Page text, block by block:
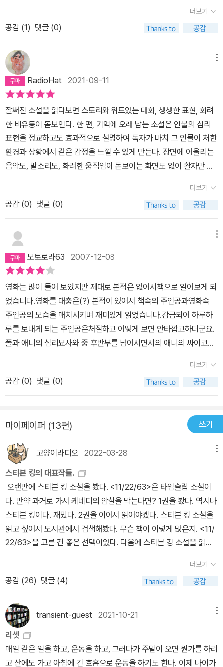
위를 맞춰가며 소설을 써나간다. 문제는 단순히 비위만 맞추면 되는
게 아니고, 그녀의 '코드에 맞게' 맞춰야 한다는 것이다. 죽은 미저리
다. 충성스러운 독자는 방금 무자비한 편집자로 돌변했다. 애니가 편
집자 행세를 하며, 어쩌면 공동 저자 행세까지 하려고 하며 소설에서
는 무엇을 어떻게 써야 하는지 한바탕 설교를 해 댈 줄로만 알았다. 하
지만 그러지 않았다.애니는 폴을 자기 맘대로 통제할 수 있는 우월적
위치에 서 있었지만, 이야기를 만드는 창의적인 과정은 자기의 통제
권 밖에 있는 사항이라고 보았다.애니는 진정 충성스러운 독자였지
만, 충성스러운 독자가 곧 충성스러운 얼간이라는 뜻은 아니었다. 편
집자이자 독자인 애니. 그녀에게서 살아남기 위해서는 세헤라자데가
되어야 한다.'네가 계속 알면서도 모르는 척 외면하는 분명한 사실이
세를 한다는 사실 말이야'자신이 음란한 여인이 되어 열정적인 섹스
의 환상을 연출하면서 성기를 문지르며 자위를 하듯, 폴은 스스로에
게 이야기를 들려주는 세헤라자데가 되었다... 성기 대신 타자기를 잡
는다는 점은다르지만, 두 행위 모두 민첩한 상상력, 재빠른 손놀림, 억
눌렸던 욕망을 무리하게 분출하고픈 진심 어린 열정에 의존한다. 하
지만 폴은 세헤라자데 자신도 이야기를 하면서 스스로의 욕망을 만족
시켰다는 것을 깨닫는다.소설가와 독자에 관한 흥미진진한 스티븐 킹
의 고찰은 '토대와 상부구조' 이론을 떠올리게 한다. 그런데 여기서 한
가지 스티븐 킹이 간과하는 점이 있다. 독자에게는 선택의 폭이 매우
넓다는 것이다. 작가는 폴 셀던만 있는 것이 아니다. 폴이 미저리 시리
즈를 끝내고 다른 영역으로 자신의 문학적 지평을 넓혀간다면, 대부
분의 독자들은 폴에게 분노하는 것이 아니라 또 다른 대중작가를 찾
ca> 음반을 발매했을 때 팬들은 고개를 갸우뚱 했다. 견고하고도 날
카로운 디스토션 리프들을 차분히 쌓아올려 감정을 응축시키고 마침
내 엄청난 힘으로 폭발시켜 카타르시스에 이르게하는 느낌의 Thras
멜로디였던 것이다. 그러다 <Load>와 <Reload>가 발표됐을 때 메
탈리카 팬들은 혼란스러움에 어쩔 줄 몰라했다. 가래끼가 걷혀버린
보컬음, 멜로딕한 리프들... 그렇다. 팬들은 메탈리카의 Thrash Met
al을 좋아했던 것이지 메탈리카의 음악 지평이 어디까지 넓어지는지
관심있게 바라보는 후원자들이 아니었던 것이다. Pearl Jam 과 Rad
iohead 역시 그렇게 팬들로 부터 멀어졌다. 그들은 자신의 음악적 지
평을 넓히는 실험여행을 떠났고, 평론가로부터 Progressive하다는
수식과 찬사를 받았지만 팬들은 잃었다. https://blog.naver.com/
rainsky94/221755510627
더보기
공감 (1) 댓글 (0)
RadioHat 2021-09-11
잘써진 소설을 읽다보면 스토리와 위트있는 대화, 생생한 표현, 화려
한 비유등이 돋보인다. 한 편, 기억에 오래 남는 소설은 인물의 심리
표현을 정교하고도 효과적으로 설명하여 독자가 마치 그 인물이 처한
환경과 상황에서 같은 감정을 느낄 수 있게 만든다. 장면에 어울리는
음악도, 말소리도, 화려한 움직임이 돋보이는 화면도 없이 활자만 가
상상력을 자극하고, 사람이 상상력은 심리와 육체를 자극하여 간접적
으로 경험하게 만들기 때문이 아닐까 싶다. 마치, 금요일 저녁에 월요
일 아침을 떠올렸을 때 불쾌해지고 가슴 한 쪽이 무거워지는 것을 느
낄 수 있는 것 처럼. 그래서 글이 전하는 무게감이 시청각 자료보다 더
아주 순한 맛이라 할 수 있겠다. 그녀의 흉폭하고 광기어린 보호아래
놓인 작가 폴 쉘던의 절망, 희망, 공포, 좌절, 분노, 슬픔이 매 페이지
마다 쉴새 없이 그려져 있어 한 번 잡으면 어지간히 손에서 놓기가 어
렵다. ‘조금만 더’, ‘한 챕터만 더’ 라고 생각하며 읽다 보면 어느새 직
전에 읽었던 곳에 끼워 두었던 책갈피 위로 두툼한 책장들이 쌓여있
다. 마지막 장으로 다가갈 수록, ‘얼른 결과를 알고 싶은 마음’과 ‘아껴
읽고 싶은 마음’이 다툰다. 궁금증으로 독자를 안달나게 만드는 이야
기를 창작할 수 있다면, 세상 부러울 것 없겠다. 바로 조물주의 기분
아니겠는가?
더보기
공감 (0) 댓글 (0)
모토로라63 2007-12-08
영화는 많이 들어 보았지만 제대로 본적은 없어서책으로 일어보게 되
었습니다.영화를 대충은(?) 본적이 있어서 책속의 주인공과영화속
주인공의 모습을 매치시키며 재미있게 읽었습니다.감금되어 하루하
루를 보내게 되는 주인공은처절하고 어떻게 보면 안타깝고하더군요.
폴과 애니의 심리묘사와 중 후반부를 넘어서면서의 애니의 싸이코틱
서 베스트셀러 작가인 폴의 소설가로서의고뇌가 잘 묻어나 있는듯합
니다.폴은감금되어 미저리 라는 책을 집필하게 됩니다.처절한 소설가
폴의 감금 탈출기라고 봐도 될듯합니다.
더보기
공감 (0) 댓글 (0)
마이페이퍼 (13편) 쓰기
고양이라디오 2022-03-28
스티븐 킹의 대표작들.
오랜만에 스티븐 킹 소설을 봤다. <11/22/63>은 타임슬립 소설이
다. 만약 과거로 가서 케네디의 암살을 막는다면? 1권을 봤다. 역시나
스티븐 킹이다. 재밌다. 2권을 이어서 읽어야겠다. 스티븐 킹 소설을
읽고 싶어서 도서관에서 검색해봤다. 무슨 책이 이렇게 많은지. <11/
22/63>을 고른 건 좋은 선택이었다. 다음에 스티븐 킹 소설을 읽을
작으로 <캐리>, <샤이닝>, <살렘스 롯>, <미저리>, <돌로레스 클
레이본>, <쇼생크 탈출>, <그린 마일>이 있다. 위 대표작 대부분이
영화화 됐다. 이 외 작품 들 중에서 드라마화 된 작품도 많다. 30여 년
간 500여편의 작품을 발표했다니 정말 인간이 맞나 싶다. 왠만한 다
작 작가는 명함도 못 내밀 수준이다. 근데 그 작품들 중 대부분이 영
화, 드라마화 되고 찬사를 받고 있다니. 정말 대단한 작가다. 스티븐
킹 이야기를 더 하고 싶지만 <11/22/63> 2권을 어서 보러 가야하기
더보기
공감 (26) 댓글 (4)
transient-guest 2021-10-21
리셋
매일 같은 일을 하고, 운동을 하고, 그러다가 주말이 오면 뭔가를 하려
고 산에도 가고 아침에 긴 호흡으로 운동을 하기도 한다. 이제 나이가